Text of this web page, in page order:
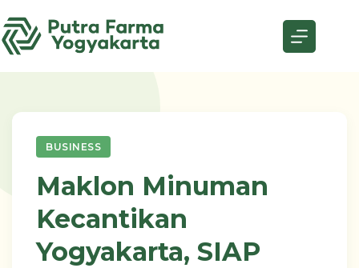
to
content
BUSINESS
Maklon Minuman
Kecantikan
Yogyakarta, SIAP